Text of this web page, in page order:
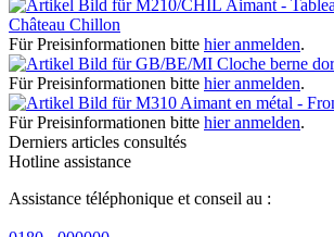
Aimant -
Château Chillon
Für Preisinformationen bitte hier anmelden.
Cloche berne
Für Preisinformationen bitte hier anmelden.
Aimant en métal -
Für Preisinformationen bitte hier anmelden.
Derniers articles consultés
Hotline assistance
Assistance téléphonique et conseil au :